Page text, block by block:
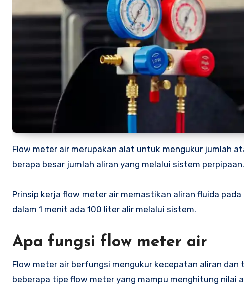
Flow meter air merupakan alat untuk mengukur jumlah
berapa besar jumlah aliran yang melalui sistem perpipaan.
Prinsip kerja flow meter air memastikan aliran fluida
dalam 1 menit ada 100 liter alir melalui sistem.
Apa fungsi flow meter air
Flow meter air berfungsi mengukur kecepatan aliran
beberapa tipe flow meter yang mampu menghitung nilai